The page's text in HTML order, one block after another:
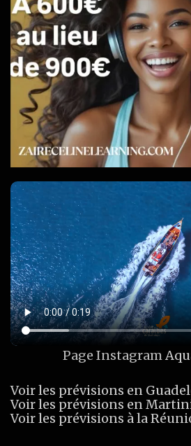
Page Instagram
Voir les prévisions en
Voir les prévisions en
Voir les prévisions à la